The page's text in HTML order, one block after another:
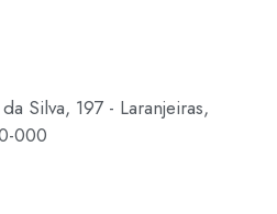
Silva, 197 - Laranjeiras,
000